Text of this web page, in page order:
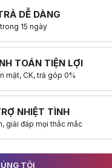
DỄ DÀNG
trong 15 ngày
TOÁN TIỆN LỢI
mặt, CK, trả góp 0%
NHIỆT TÌNH
giải đáp mọi thắc mắc
TÔI